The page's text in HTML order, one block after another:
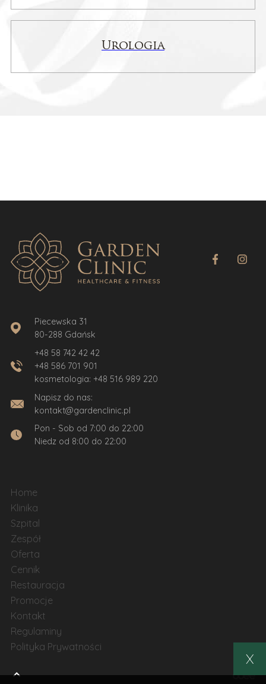
Urologia
Piecewska 31
80-288 Gdańsk
+48 58 742 42 42
+48 586 701 901
kosmetologia: +48 516 989 220
Napisz do nas:
kontakt@gardenclinic.pl
Pon - Sob od 7:00 do 22:00
Niedz od 8:00 do 22:00
Home
Klinika
Szpital
Zespół
Oferta
Cennik
Restauracja
Promocje
Kontakt
Regulaminy
Polityka Prywatności
X